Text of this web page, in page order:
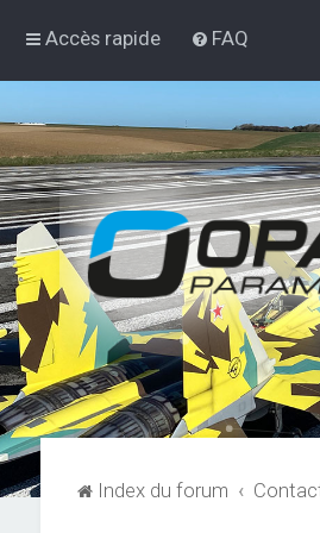
Accès rapide FAQ
Index du forum